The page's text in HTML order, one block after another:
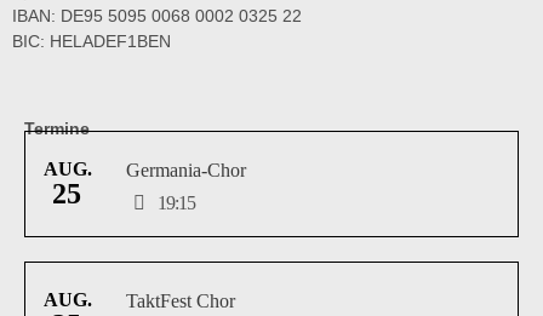
IBAN: DE95 5095 0068 0002 0325 22
BIC: HELADEF1BEN
Termine
AUG.
25
Germania-Chor
19:15
AUG.
TaktFest Chor